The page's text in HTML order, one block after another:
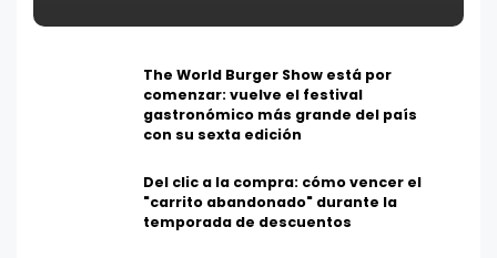
The World Burger Show está por
comenzar: vuelve el festival
gastronómico más grande del país
con su sexta edición
Del clic a la compra: cómo vencer el
"carrito abandonado" durante la
temporada de descuentos